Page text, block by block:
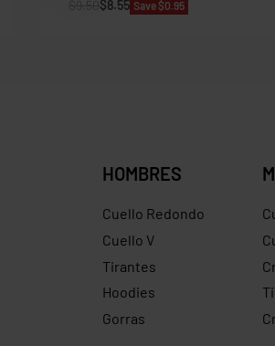
$8.55 Save $0.95
HOMBRES
Cuello Redondo
Cuello V
Tirantes
Hoodies
Gorras